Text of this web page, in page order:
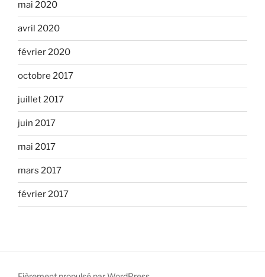
mai 2020
avril 2020
février 2020
octobre 2017
juillet 2017
juin 2017
mai 2017
mars 2017
février 2017